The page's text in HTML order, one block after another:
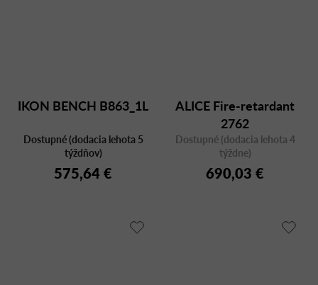
IKON BENCH B863_1L
Dostupné (dodacia lehota 5
týždňov)
575,64 €
ALICE Fire-retardant
2762
Dostupné (dodacia lehota 4
týždne)
690,03 €